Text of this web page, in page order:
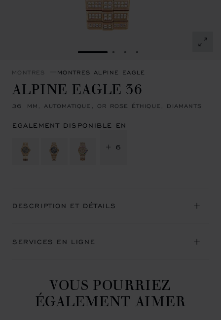
ALLER À LA DIAPOSITIVE 1
ALLER À LA DIAPOSITIVE
ALLER À LA
ALLER À LA
MONTRES MONTRES ALPINE EAGLE
ALPINE EAGLE 36
36 MM, AUTOMATIQUE, OR ROSE ÉTHIQUE, DIAMANTS
EGALEMENT DISPONIBLE EN
+ 6
DESCRIPTION ET DÉTAILS
SERVICES EN LIGNE
VOUS POURRIEZ
ÉGALEMENT AIMER